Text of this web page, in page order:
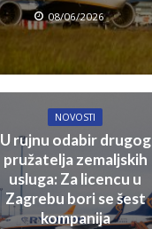
08/06/2026
NOVOSTI
U rujnu odabir drugog
pružatelja zemaljskih
usluga: Za licencu u
Zagrebu bori se šest
kompanija